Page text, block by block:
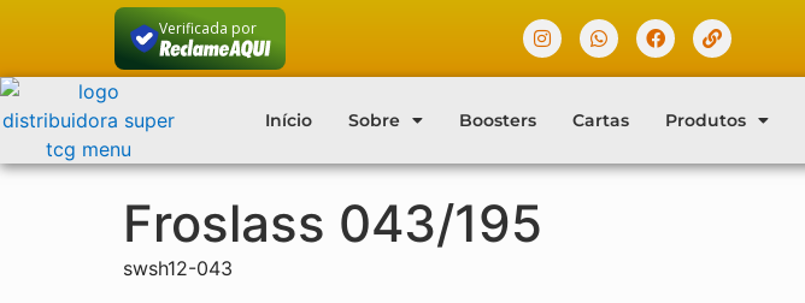
Verificada por
Início Sobre Boosters Cartas Produtos
Froslass 043/195
swsh12-043